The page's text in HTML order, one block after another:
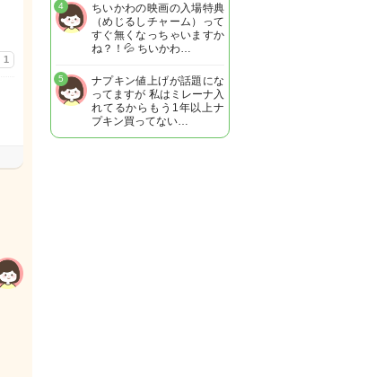
1
ちいかわの映画の入場特典
（めじるしチャーム）って
すぐ無くなっちゃいますか
ね？！💦 ちいかわ…
4
ナプキン値上げが話題にな
ってますが 私はミレーナ入
れてるからもう1年以上ナ
プキン買ってない…
5